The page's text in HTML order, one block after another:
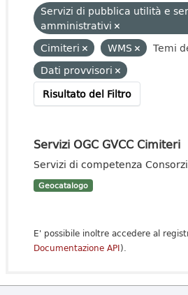
Servizi di pubblica utilità e
amministrativi
Cimiteri
WMS
Temi
Dati provvisori
Risultato del Filtro
Servizi OGC GVCC Cimiteri
Servizi di competenza
Geocatalogo
E' possibile inoltre accedere al
Documentazione API).